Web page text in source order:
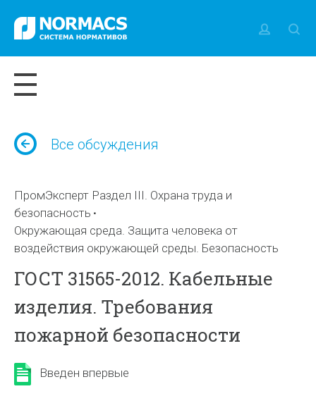
Все обсуждения
ПромЭксперт Раздел III. Охрана труда и
безопасность
Окружающая среда. Защита человека от
воздействия окружающей среды. Безопасность
ГОСТ 31565-2012. Кабельные
изделия. Требования
пожарной безопасности
Введен впервые